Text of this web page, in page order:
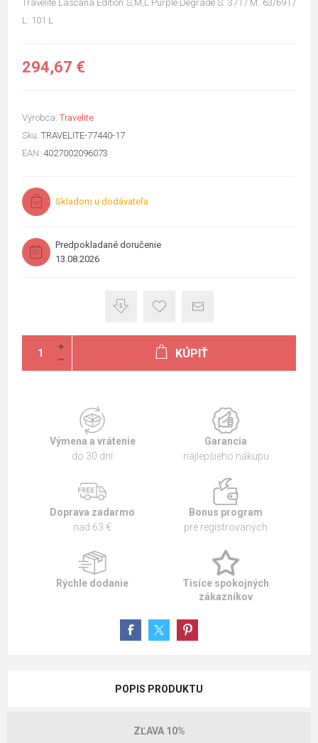
Travelite Lascana Edition S,M,L Purple Degrade S: 37 l / M: 63/69 l /
L: 101 L
294,67 €
Výrobca: Travelite
Sku: TRAVELITE-77440-17
EAN: 4027002096073
Skladom u dodávateľa
Predpokladané doručenie
13.08.2026
KÚPIŤ
Výmena a vrátenie
do 30 dní
Garancia
najlepšieho nákupu
Doprava zadarmo
nad 63 €
Bonus program
pre registrovaných
Rýchle dodanie
Tisíce spokojných
zákazníkov
POPIS PRODUKTU
ZĽAVA 10%